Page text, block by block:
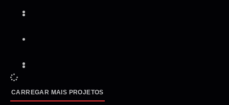
CARREGAR MAIS PROJETOS